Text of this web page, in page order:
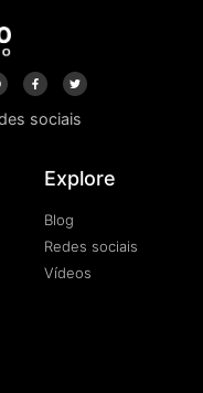
sociais
Explore
Blog
Redes sociais
Vídeos